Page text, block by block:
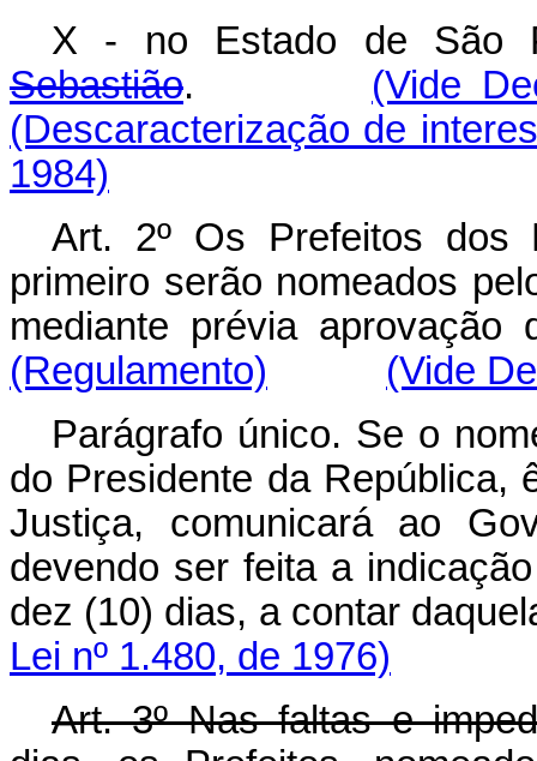
X - no Estado de
Sebastião. (Vide
(Descaracterização de
1984)
Art. 2º Os Prefeitos dos
primeiro serão nomeados
mediante prévia
(Regulamento)
(Vide
Parágrafo único. Se o
do Presidente da República,
Justiça, comunicará ao
devendo ser feita a
dez (10) dias, a contar
Lei nº 1.480, de 1976)
Art. 3º Nas faltas e